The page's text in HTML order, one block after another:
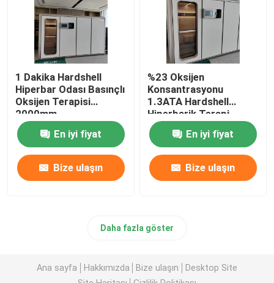
1 Dakika Hardshell
Hiperbar Odası Basınçlı
Oksijen Terapisi
2000mm
En iyi fiyat
Bize ulaşın
%23 Oksijen
Konsantrasyonu
1.3ATA Hardshell
Hiperbarik Terapi
Basınç Tedavisi
En iyi fiyat
Bize ulaşın
Daha fazla göster
Ana sayfa Hakkımızda Bize ulaşın
Desktop Site